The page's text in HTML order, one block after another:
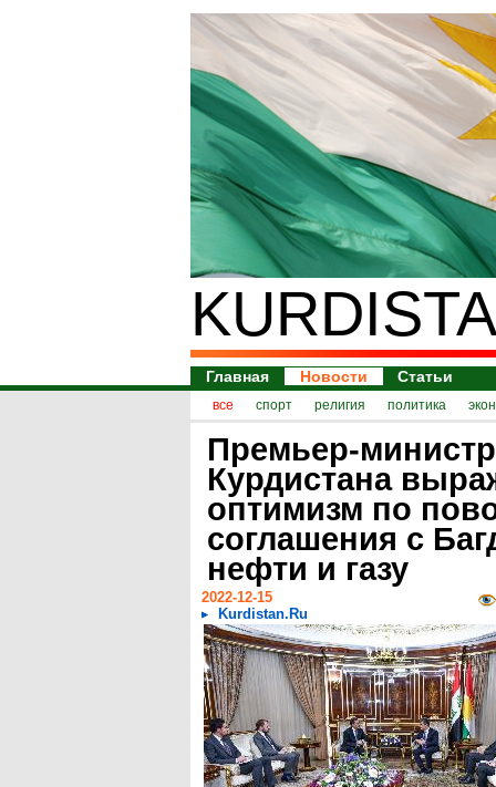
Главная Новости Статьи
все спорт религия политика
Премьер-министр
Курдистана
оптимизм по
соглашения с
нефти и газу
2022-12-15
Kurdistan.Ru